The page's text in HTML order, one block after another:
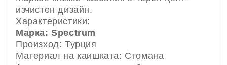
изчистен дизайн.
Характеристики:
Марка: Spectrum
Произход: Турция
Материал на каишката: Стомана